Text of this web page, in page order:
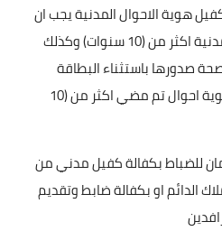
هوية الاحوال المدنية يجب ان
لايمضي على هوية الاحوال المدنية اكثر من (10 سنوات) وكذلك
صدورها باستثناء البطاقة
الوطنية مع العلم ترفض اي هوية احوال تم مضي اكثر من (10
للضباط بكفالة كفيل مدني من
الدائم او بكفالة ضابط وتقديم